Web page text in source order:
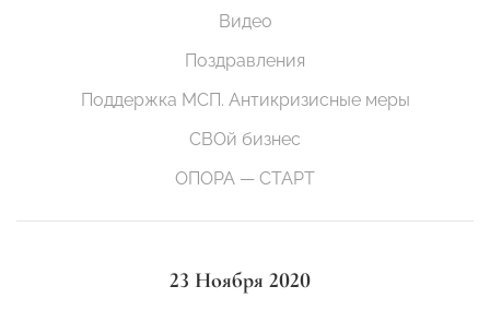
Видео
Поздравления
Поддержка МСП. Антикризисные меры
СВОй бизнес
ОПОРА — СТАРТ
23 Ноября 2020